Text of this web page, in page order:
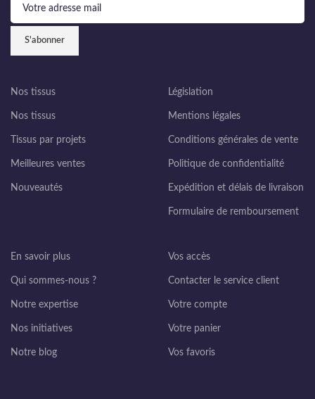
Nos tissus
Nos tissus
Tissus par projets
Meilleures ventes
Nouveautés
Législation
Mentions légales
Conditions générales de vente
Politique de confidentialité
Expédition et délais de livraison
Formulaire de remboursement
En savoir plus
Qui sommes-nous ?
Notre expertise
Nos initiatives
Notre blog
Vos accès
Contacter le service client
Votre compte
Votre panier
Vos favoris